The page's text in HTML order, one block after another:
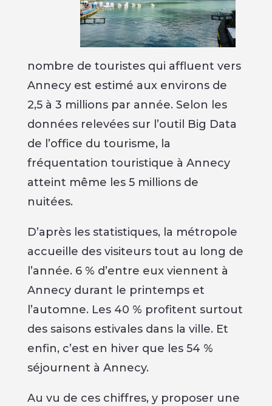
nombre de touristes qui affluent vers
Annecy est estimé aux environs de
2,5 à 3 millions par année. Selon les
données relevées sur l’outil Big Data
de l’office du tourisme, la
fréquentation touristique à Annecy
atteint même les 5 millions de
nuitées.
D’après les statistiques, la métropole
accueille des visiteurs tout au long de
l’année. 6 % d’entre eux viennent à
Annecy durant le printemps et
l’automne. Les 40 % profitent surtout
des saisons estivales dans la ville. Et
enfin, c’est en hiver que les 54 %
séjournent à Annecy.
Au vu de ces chiffres, y proposer une